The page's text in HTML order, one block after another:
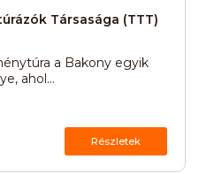
Társasága (TTT)
a Bakony egyik
ahol...
Részletek